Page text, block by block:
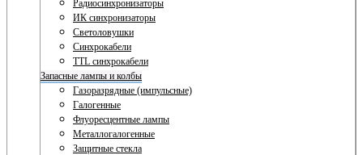
Радиосинхронизаторы
ИК синхронизаторы
Светоловушки
Синхрокабели
TTL синхрокабели
Запасные лампы и колбы
Газоразрядные (импульсные)
Галогенные
Флуоресцентные лампы
Металлогалогенные
Защитные стекла